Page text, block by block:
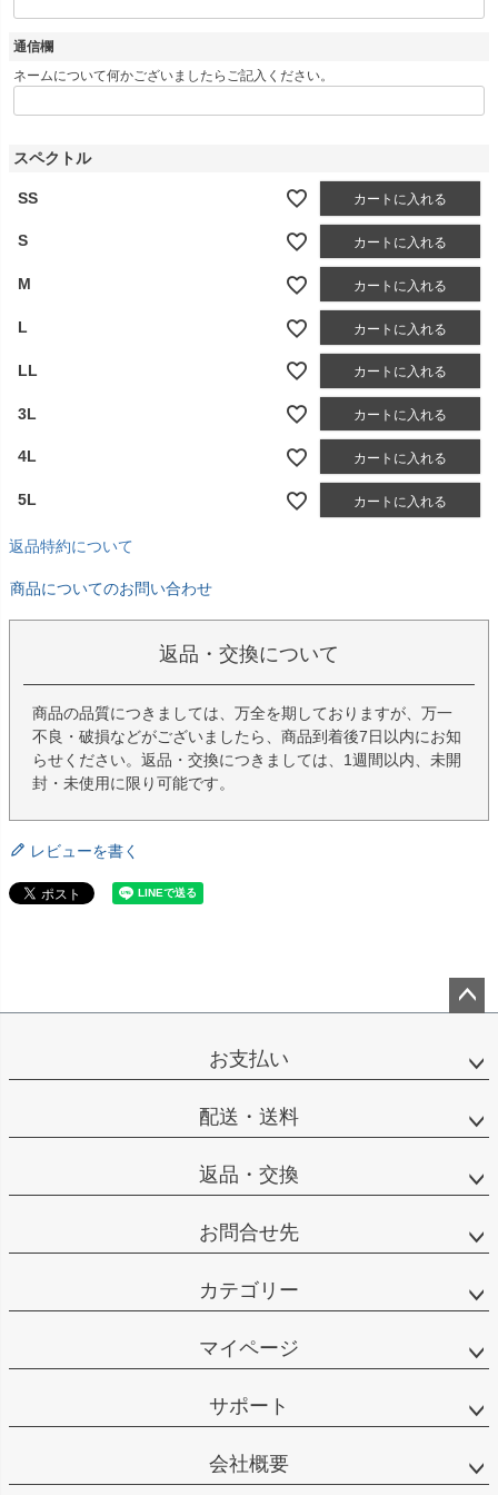
通信欄
ネームについて何かございましたらご記入ください。
スペクトル
SS カートに入れる
S カートに入れる
M カートに入れる
L カートに入れる
LL カートに入れる
3L カートに入れる
4L カートに入れる
5L カートに入れる
返品特約について
商品についてのお問い合わせ
返品・交換について
商品の品質につきましては、万全を期しておりますが、万一
不良・破損などがございましたら、商品到着後7日以内にお知
らせください。返品・交換につきましては、1週間以内、未開
封・未使用に限り可能です。
レビューを書く
ップ
お支払い
配送・送料
返品・交換
お問合せ先
カテゴリー
マイページ
サポート
会社概要